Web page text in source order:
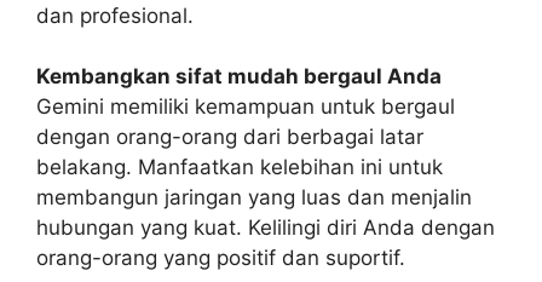
dan profesional.
Kembangkan sifat mudah bergaul Anda
Gemini memiliki kemampuan untuk bergaul
dengan orang-orang dari berbagai latar
belakang. Manfaatkan kelebihan ini untuk
membangun jaringan yang luas dan menjalin
hubungan yang kuat. Kelilingi diri Anda dengan
orang-orang yang positif dan suportif.